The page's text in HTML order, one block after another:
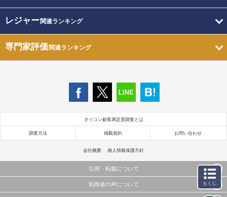
レジャー関連ランキング
専門家評価関連ランキング
オリコン顧客満足度調査とは
調査方法 掲載規約 お問い合わせ
会社概要 個人情報保護方針
引用・転載について
当サイトで公開されている情報（文字、写真、イラスト、画像データ等）及びこれらの配置・
利用者の声について もくじ